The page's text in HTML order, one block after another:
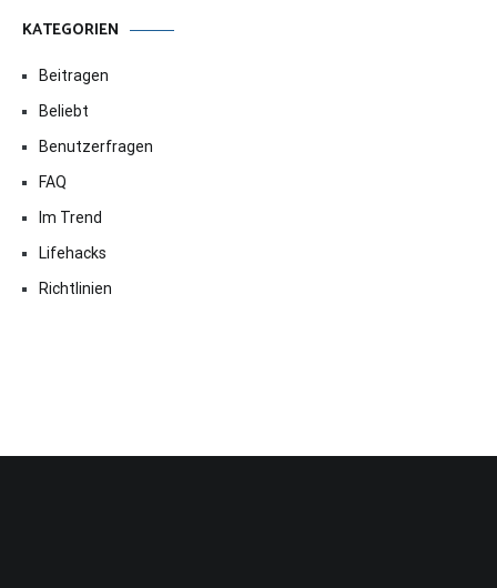
KATEGORIEN
Beitragen
Beliebt
Benutzerfragen
FAQ
Im Trend
Lifehacks
Richtlinien